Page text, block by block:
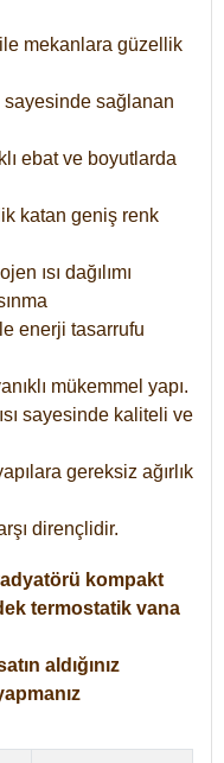
mekanlara güzellik
sayesinde sağlanan
ebat ve boyutlarda
katan geniş renk
ısı dağılımı
enerji tasarrufu
mükemmel yapı.
sayesinde kaliteli ve
gereksiz ağırlık
dirençlidir.
kompakt
termostatik vana
aldığınız